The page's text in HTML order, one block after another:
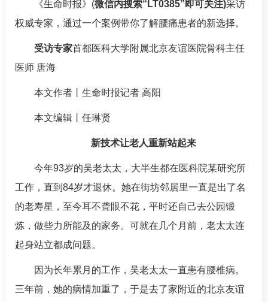
《生命时报》(微信内搜索“LT0385”即可关注)采访
权威专家，通过一个案例带你了解腰痛患者的新选择。
受访专家首都医科大学附属北京友谊医院骨科主任
医师 唐海
本文作者丨生命时报记者 高阳
本文编辑丨任琳贤
新技术让老人重新站起来
今年93岁的吴老太太，大半生都在医科院某研究所
工作，直到84岁才退休。她在街坊邻居里一直是出了名
的老寿星，至今耳不聋眼不花，平时还自己去公园锻
炼，做些力所能及的家务。可就在几个月前，老太太连
起身站立都成问题。
因为长年累月的工作，吴老太太一直患有腰椎病。
三年前，她的病情加重了，于是去了家附近的北京友谊